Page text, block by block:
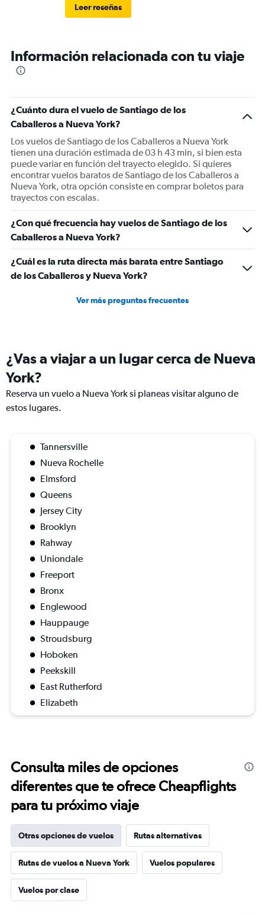
Leer reseñas
Información relacionada con tu viaje
¿Cuánto dura el vuelo de Santiago de los
Caballeros a Nueva York?
Los vuelos de Santiago de los Caballeros a Nueva York
tienen una duración estimada de 03 h 43 min, si bien esta
puede variar en función del trayecto elegido. Si quieres
encontrar vuelos baratos de Santiago de los Caballeros a
Nueva York, otra opción consiste en comprar boletos para
trayectos con escalas.
¿Con qué frecuencia hay vuelos de Santiago de los
Caballeros a Nueva York?
¿Cuál es la ruta directa más barata entre Santiago
de los Caballeros y Nueva York?
Ver más preguntas frecuentes
¿Vas a viajar a un lugar cerca de Nueva
York?
Reserva un vuelo a Nueva York si planeas visitar alguno de
estos lugares.
Tannersville
Nueva Rochelle
Elmsford
Queens
Jersey City
Brooklyn
Rahway
Uniondale
Freeport
Bronx
Englewood
Hauppauge
Stroudsburg
Hoboken
Peekskill
East Rutherford
Elizabeth
Consulta miles de opciones
diferentes que te ofrece Cheapflights
para tu próximo viaje
Otras opciones de vuelos Rutas alternativas
Rutas de vuelos a Nueva York Vuelos populares
Vuelos por clase